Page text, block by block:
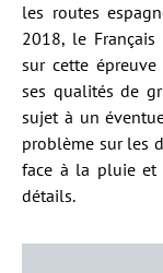
les routes
2018, le
sur cette
ses qualités de
sujet à un
problème sur les
face à la pluie et
détails.